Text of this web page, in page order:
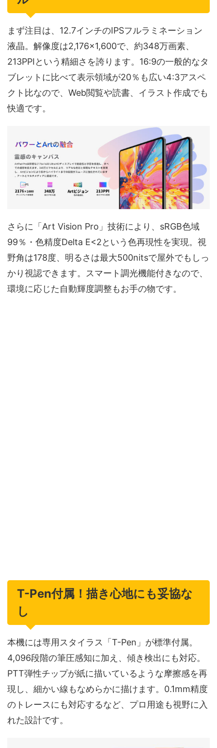
まず注目は、12.7インチのIPSフルラミネーション
液晶。解像度は2,176×1,600で、約348万画素、
213PPIという精細さを誇ります。16:9の一般的なタ
ブレットに比べて表示領域が20％も広い4:3アスペ
クト比なので、Web閲覧や読書、イラスト作成でも
快適です。
さらに「Art Vision Pro」技術により、sRGB色域
99％・色精度Delta E<2という色再現性を実現。視
野角は178度、明るさは最大500nitsで屋外でもしっ
かり視認できます。スマート調光機能付きなので、
環境に応じた自動輝度調整もお手の物です。
T-Pen付属！描き心地にも妥協な
し
本機には専用スタイラス「T-Pen」が標準付属。
4,096段階の筆圧感知に加え、傾き検出にも対応。
PTT弾性チップが紙に描いているような摩擦感を再
現し、細かい線もなめらかに描けます。0.1mm精度
のトレースにも対応するなど、プロ用途も視野に入
れた設計です。